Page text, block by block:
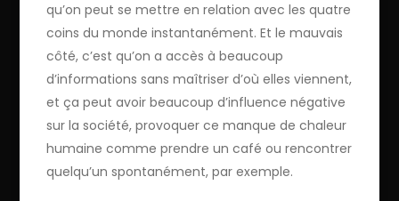
qu’on peut se mettre en relation avec les quatre
coins du monde instantanément. Et le mauvais
côté, c’est qu’on a accès à beaucoup
d’informations sans maîtriser d’où elles viennent,
et ça peut avoir beaucoup d’influence négative
sur la société, provoquer ce manque de chaleur
humaine comme prendre un café ou rencontrer
quelqu’un spontanément, par exemple.